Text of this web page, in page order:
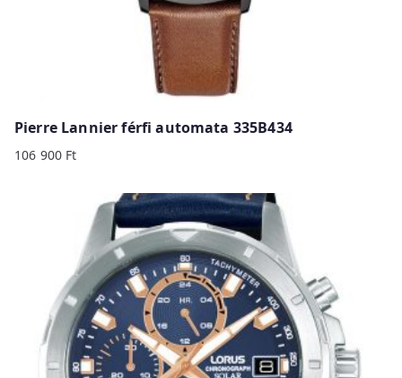
Pierre Lannier férfi automata 335B434
106 900 Ft